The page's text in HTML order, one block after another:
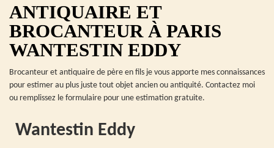
ANTIQUAIRE ET
BROCANTEUR À PARIS
WANTESTIN EDDY
Brocanteur et antiquaire de père en fils je vous apporte mes connaissances
pour estimer au plus juste tout objet ancien ou antiquité. Contactez moi
ou remplissez le formulaire pour une estimation gratuite.
Wantestin Eddy